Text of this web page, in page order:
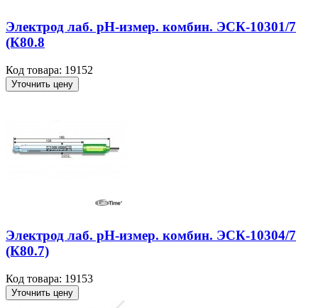
Электрод лаб. рН-измер. комбин. ЭСК-10301/7
(К80.8
Код товара: 19152
Уточнить цену
Электрод лаб. рН-измер. комбин. ЭСК-10304/7
(К80.7)
Код товара: 19153
Уточнить цену